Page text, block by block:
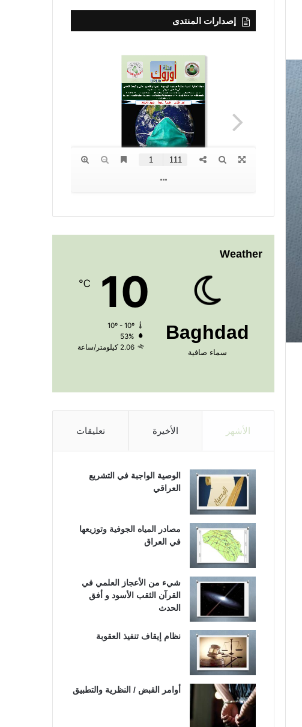
إصدارات المنتدى
Weather
Baghdad
سماء صافية
10
℃
10º - 10º
53%
2.06 كيلومتر/ساعة
الأشهر الأخيرة تعليقات
الوصية الواجبة في التشريع
العراقي
مصادر المياه الجوفية وتوزيعها
في العراق
شيء من الأعجاز العلمي في
القرآن الثقب الأسود و أفق
الحدث
نظام إيقاف تنفيذ العقوبة
أوامر القبض / النظرية والتطبيق